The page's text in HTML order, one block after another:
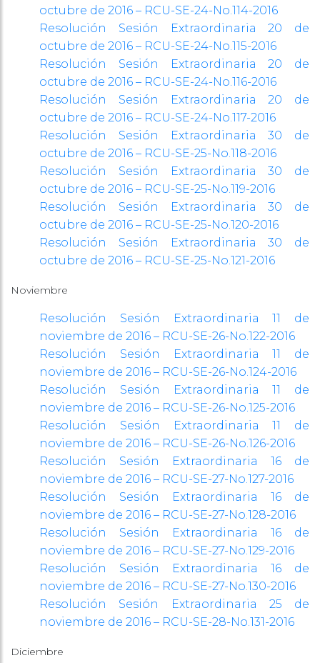
octubre de 2016 – RCU-SE-24-No.114-2016
Resolución Sesión Extraordinaria 20 de
octubre de 2016 – RCU-SE-24-No.115-2016
Resolución Sesión Extraordinaria 20 de
octubre de 2016 – RCU-SE-24-No.116-2016
Resolución Sesión Extraordinaria 20 de
octubre de 2016 – RCU-SE-24-No.117-2016
Resolución Sesión Extraordinaria 30 de
octubre de 2016 – RCU-SE-25-No.118-2016
Resolución Sesión Extraordinaria 30 de
octubre de 2016 – RCU-SE-25-No.119-2016
Resolución Sesión Extraordinaria 30 de
octubre de 2016 – RCU-SE-25-No.120-2016
Resolución Sesión Extraordinaria 30 de
octubre de 2016 – RCU-SE-25-No.121-2016
Noviembre
Resolución Sesión Extraordinaria 11 de
noviembre de 2016 – RCU-SE-26-No.122-2016
Resolución Sesión Extraordinaria 11 de
noviembre de 2016 – RCU-SE-26-No.124-2016
Resolución Sesión Extraordinaria 11 de
noviembre de 2016 – RCU-SE-26-No.125-2016
Resolución Sesión Extraordinaria 11 de
noviembre de 2016 – RCU-SE-26-No.126-2016
Resolución Sesión Extraordinaria 16 de
noviembre de 2016 – RCU-SE-27-No.127-2016
Resolución Sesión Extraordinaria 16 de
noviembre de 2016 – RCU-SE-27-No.128-2016
Resolución Sesión Extraordinaria 16 de
noviembre de 2016 – RCU-SE-27-No.129-2016
Resolución Sesión Extraordinaria 16 de
noviembre de 2016 – RCU-SE-27-No.130-2016
Resolución Sesión Extraordinaria 25 de
noviembre de 2016 – RCU-SE-28-No.131-2016
Diciembre